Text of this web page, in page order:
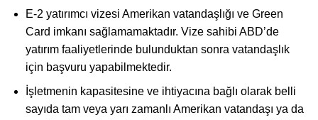
E-2 yatırımcı vizesi Amerikan vatandaşlığı ve Green
Card imkanı sağlamamaktadır. Vize sahibi ABD’de
yatırım faaliyetlerinde bulunduktan sonra vatandaşlık
için başvuru yapabilmektedir.
İşletmenin kapasitesine ve ihtiyacına bağlı olarak belli
sayıda tam veya yarı zamanlı Amerikan vatandaşı ya da